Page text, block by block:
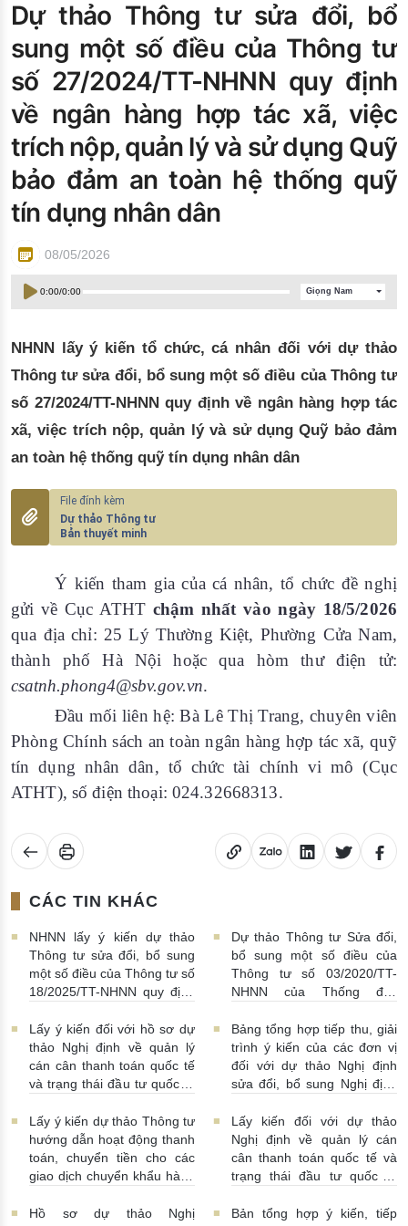
Đào tạo ISO
Dự thảo Thông tư sửa đổi, bổ
sung một số điều của Thông tư
số 27/2024/TT-NHNN quy định
về ngân hàng hợp tác xã, việc
trích nộp, quản lý và sử dụng Quỹ
bảo đảm an toàn hệ thống quỹ
tín dụng nhân dân
08/05/2026
0:00/0:00 Giọng Nam
NHNN lấy ý kiến tổ chức, cá nhân đối với dự thảo
Thông tư sửa đổi, bổ sung một số điều của Thông tư
số 27/2024/TT-NHNN quy định về ngân hàng hợp tác
xã, việc trích nộp, quản lý và sử dụng Quỹ bảo đảm
an toàn hệ thống quỹ tín dụng nhân dân
Dự thảo Thông tư
Bản thuyết minh
Ý kiến tham gia của cá nhân, tổ chức đề nghị
gửi về Cục ATHTchậm nhất vào ngày 18/5/2026
qua địa chỉ: 25 Lý Thường Kiệt, Phường Cửa Nam,
thành phố Hà Nội hoặc qua hòm thư điện tử:
csatnh.phong4@sbv.gov.vn.
Đầu mối liên hệ: Bà Lê Thị Trang, chuyên viên
Phòng Chính sách an toàn ngân hàng hợp tác xã, quỹ
tín dụng nhân dân, tổ chức tài chính vi mô (Cục
ATHT), số điện thoại: 024.32668313.
CÁC TIN KHÁC
NHNN lấy ý kiến dự thảo
Thông tư sửa đổi, bổ sung
một số điều của Thông tư số
18/2025/TT-NHNN quy định
sẻ thông tin của Hệ thống
thông tin phục vụ công tác
giám sát hoạt động QTDND
và tổ chức TCVM
Dự thảo Thông tư Sửa đổi,
bổ sung một số điều của
Thông tư số 03/2020/TT-
NHNN của Thống đốc
tiền của NHNN 03/08/2026 |
11:16:00
Lấy ý kiến đối với hồ sơ dự
thảo Nghị định về quản lý
cán cân thanh toán quốc tế
và trạng thái đầu tư quốc tế
10:00:00
Bảng tổng hợp tiếp thu, giải
trình ý kiến của các đơn vị
đối với dự thảo Nghị định
sửa đổi, bổ sung Nghị định
30/07/2026 | 09:09:00
Lấy ý kiến dự thảo Thông tư
hướng dẫn hoạt động thanh
toán, chuyển tiền cho các
giao dịch chuyển khẩu hàng
Lấy kiến đối với dự thảo
Nghị định về quản lý cán
cân thanh toán quốc tế và
trạng thái đầu tư quốc tế
15:00:00
Hồ sơ dự thảo Nghị
Bản tổng hợp ý kiến, tiếp